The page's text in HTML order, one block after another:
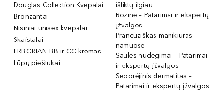
Douglas Collection Kvepalai
Bronzantai
Nišiniai unisex kvepalai
Skaistalai
ERBORIAN BB ir CC kremas
Lūpų pieštukai
išliktų ilgiau
Rožinė – Patarimai ir ekspertų
įžvalgos
Prancūziškas manikiūras
namuose
Saulės nudegimai – Patarimai
ir ekspertų įžvalgos
Seborėjinis dermatitas –
Patarimai ir ekspertų įžvalgos